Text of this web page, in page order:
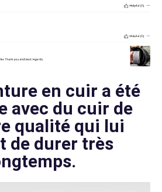
en cuir a été
avec du cuir de
qualité qui lui
de durer très